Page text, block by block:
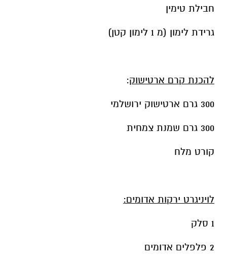
חבילת טימין
גרידת לימון (מ 1 לימון קטן)
להכנת קרם ארטישוק:
300 גרם ארטישוק ירושלמי
300 גרם שמנת צמחית
קורט מלח
לויניגרט ירקות אדומים:
1 סלק
2 פלפלים אדומים